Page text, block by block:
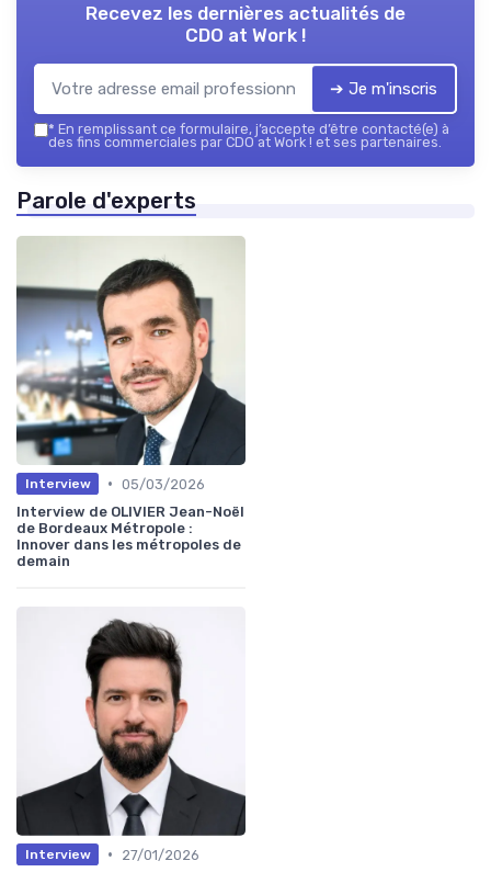
Recevez les dernières actualités de
CDO at Work !
➔ Je m'inscris
* En remplissant ce formulaire, j’accepte d’être contacté(e) à
des fins commerciales par CDO at Work ! et ses partenaires.
Parole d'experts
Interview • 05/03/2026
Interview de OLIVIER Jean-Noël
de Bordeaux Métropole :
Innover dans les métropoles de
demain
Interview •
27/01/2026